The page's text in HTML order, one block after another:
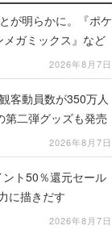
が明らかに。『ポケ
ガミックス』など
2026年8月7日
客動員数が350万人
第二弾グッズも発売
2026年8月7日
ト50％還元セール
に描きだす
2026年8月7日